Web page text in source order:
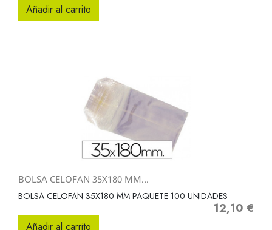
Añadir al carrito
BOLSA CELOFAN 35X180 MM...
BOLSA CELOFAN 35X180 MM PAQUETE 100 UNIDADES
Precio
12,10 €
Añadir al carrito